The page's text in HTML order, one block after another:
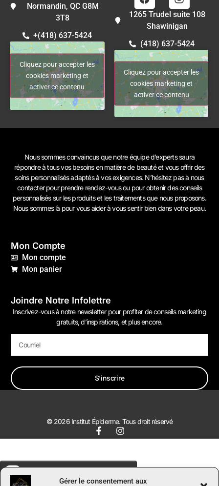
Gérer le consentement aux
Normandin, QC G8M
3T8
+(418) 637-5424
Cliquez pour accepter les
cookies marketing et
activer ce contenu
1265 Trudel suite 108
Shawinigan
(418) 637-5424
Cliquez pour accepter les
cookies marketing et
activer ce contenu
Nous sommes convaincus que notre équipe d’experts saura
répondre à tous vos besoins en matière de beauté et vous offrir des
soins personnalisés adaptés à vos exigences. N’hésitez pas à nous
contacterpour prendre rendez-vous ou pour obtenir des conseils
personnalisés sur les produits et les traitements que nous proposons.
Nous sommes là pour vous aider à vous sentir bien dans votre peau.
Mon Compte
Mon compte
Mon panier
Joindre Notre Infolettre
Inscrivez-vous à notre newsletter pour profiter de conseils marketing
gratuits, d’inspirations, et plus encore.
S'inscrire
© 2026 Institut Épiderme. Tous droit réservé